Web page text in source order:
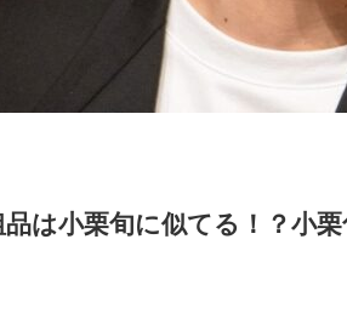
は小栗旬に似てる！？小